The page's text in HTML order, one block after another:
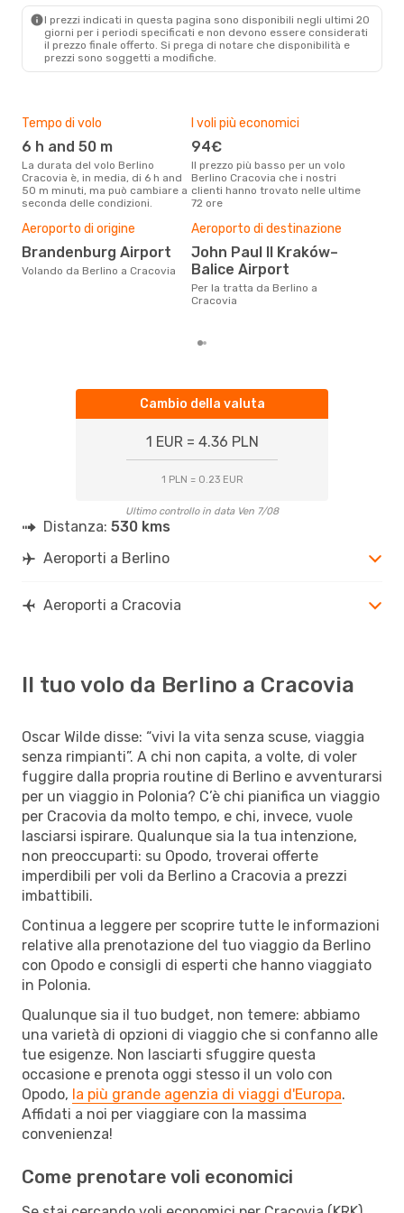
I prezzi indicati in questa pagina sono disponibili negli ultimi 20
giorni per i periodi specificati e non devono essere considerati
il ​​prezzo finale offerto. Si prega di notare che disponibilità e
prezzi sono soggetti a modifiche.
Tempo di volo
6 h and 50 m
La durata del volo Berlino
Cracovia è, in media, di 6 h and
50 m minuti, ma può cambiare a
seconda delle condizioni.
I voli più economici
94€
Il prezzo più basso per un volo
Berlino Cracovia che i nostri
clienti hanno trovato nelle ultime
72 ore
Aeroporto di origine
Brandenburg Airport
Volando da Berlino a Cracovia
Aeroporto di destinazione
John Paul II Kraków–
Balice Airport
Per la tratta da Berlino a
Cracovia
Cambio della valuta
1 EUR = 4.36 PLN
1 PLN = 0.23 EUR
Ultimo controllo in data Ven 7/08
Distanza: 530 kms
Aeroporti a Berlino
Aeroporti a Cracovia
Il tuo volo da Berlino a Cracovia
Oscar Wilde disse: “vivi la vita senza scuse, viaggia
senza rimpianti”. A chi non capita, a volte, di voler
fuggire dalla propria routine di Berlino e avventurarsi
per un viaggio in Polonia? C’è chi pianifica un viaggio
per Cracovia da molto tempo, e chi, invece, vuole
lasciarsi ispirare. Qualunque sia la tua intenzione,
non preoccuparti: su Opodo, troverai offerte
imperdibili per voli da Berlino a Cracovia a prezzi
imbattibili.
Continua a leggere per scoprire tutte le informazioni
relative alla prenotazione del tuo viaggio da Berlino
con Opodo e consigli di esperti che hanno viaggiato
in Polonia.
Qualunque sia il tuo budget, non temere: abbiamo
una varietà di opzioni di viaggio che si confanno alle
tue esigenze. Non lasciarti sfuggire questa
occasione e prenota oggi stesso il un volo con
Opodo, la più grande agenzia di viaggi d'Europa.
Affidati a noi per viaggiare con la massima
convenienza!
Come prenotare voli economici